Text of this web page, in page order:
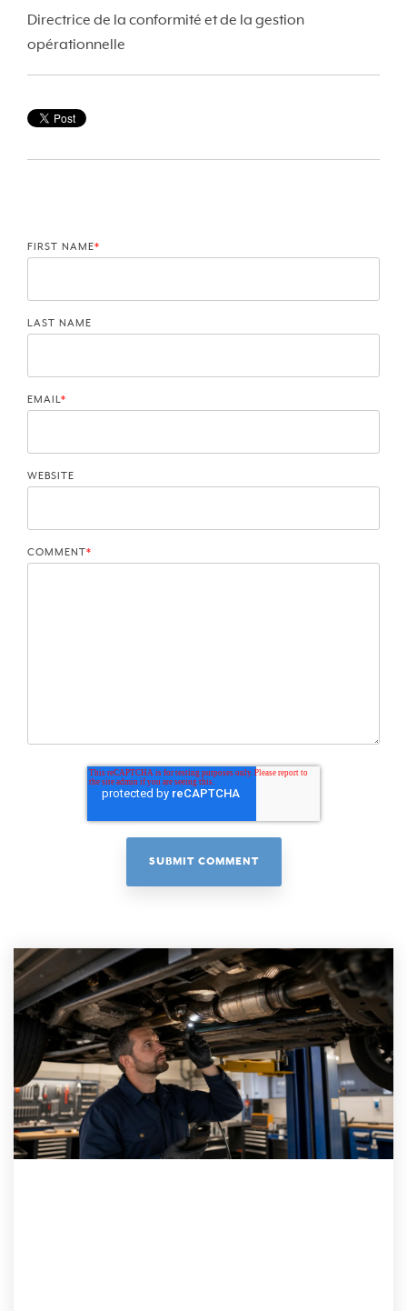
Directrice de la conformité et de la gestion
opérationnelle
FIRST NAME*
LAST NAME
EMAIL*
WEBSITE
COMMENT*